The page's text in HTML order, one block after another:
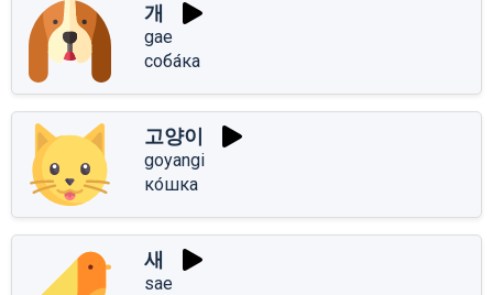
개
gae
соба́ка
고양이
goyangi
ко́шка
새
sae